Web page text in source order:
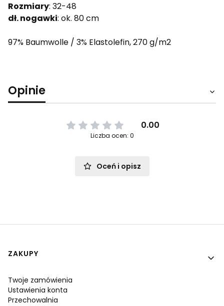
Rozmiary: 32-48
dł. nogawki: ok. 80 cm
97% Baumwolle / 3% Elastolefin, 270 g/m2
Opinie
0.00
Liczba ocen: 0
Oceń i opisz
Linki w stopce
ZAKUPY
Twoje zamówienia
Ustawienia konta
Przechowalnia